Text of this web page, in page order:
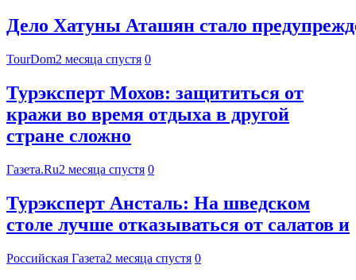
Дело Хатуны Аташян стало
TourDom2 месяца спустя 0
Турэксперт Мохов: защититься от
кражи во время отдыха в другой
стране сложно
Газета.Ru2 месяца спустя 0
Турэксперт Ансталь: На шведском
столе лучше отказываться от салатов и
Российская Газета2 месяца спустя 0